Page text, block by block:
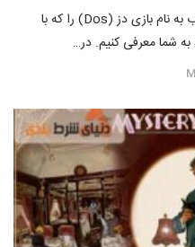
در این مطلب می‌خواهیم یک بازی جذاب به نام بازی دز (Dos) را که با
شما معرفی کنیم. در…